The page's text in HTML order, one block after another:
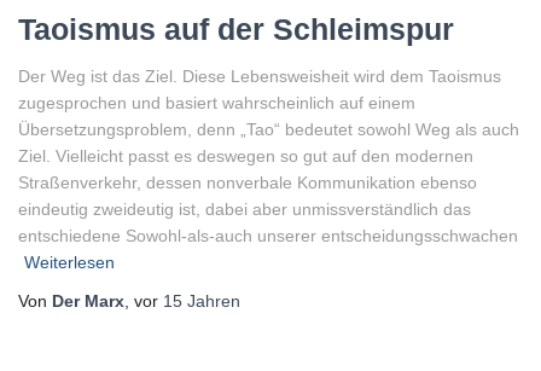
Taoismus auf der Schleimspur
Der Weg ist das Ziel. Diese Lebensweisheit wird dem Taoismus
zugesprochen und basiert wahrscheinlich auf einem
Übersetzungsproblem, denn „Tao“ bedeutet sowohl Weg als auch
Ziel. Vielleicht passt es deswegen so gut auf den modernen
Straßenverkehr, dessen nonverbale Kommunikation ebenso
eindeutig zweideutig ist, dabei aber unmissverständlich das
entschiedene Sowohl-als-auch unserer entscheidungsschwachen
Weiterlesen
Von Der Marx , vor 15 Jahren